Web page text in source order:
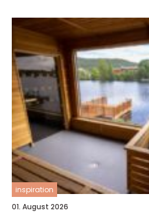
inspiration
01. August 2026